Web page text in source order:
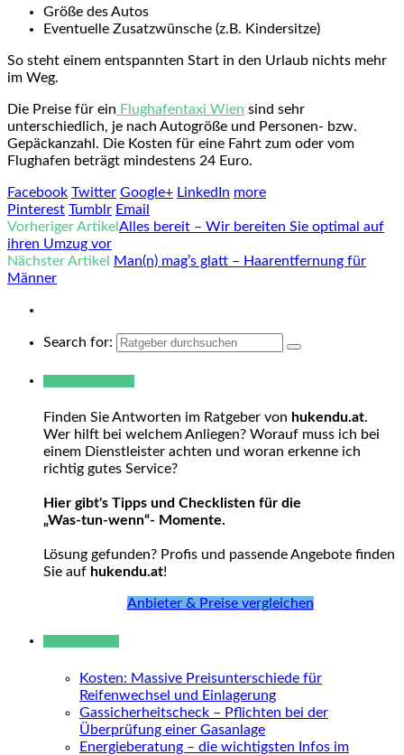
Größe des Autos
Eventuelle Zusatzwünsche (z.B. Kindersitze)
So steht einem entspannten Start in den Urlaub nichts mehr
im Weg.
Die Preise für ein Flughafentaxi Wien sind sehr
unterschiedlich, je nach Autogröße und Personen- bzw.
Gepäckanzahl. Die Kosten für eine Fahrt zum oder vom
Flughafen beträgt mindestens 24 Euro.
Facebook Twitter Google+ LinkedIn more
Pinterest Tumblr Email
Vorheriger Artikel Alles bereit – Wir bereiten Sie optimal auf
ihren Umzug vor
Nächster Artikel
Man(n) mag’s glatt – Haarentfernung für
Männer
Search for:
Finden Sie Antworten im Ratgeber von hukendu.at.
Wer hilft bei welchem Anliegen? Worauf muss ich bei
einem Dienstleister achten und woran erkenne ich
richtig gutes Service?
Hier gibt's Tipps und Checklisten für die
„Was-tun-wenn“- Momente.
Lösung gefunden? Profis und passende Angebote finden
Sie auf hukendu.at!
Anbieter & Preise vergleichen
Kosten: Massive Preisunterschiede für
Reifenwechsel und Einlagerung
Gassicherheitscheck – Pflichten bei der
Überprüfung einer Gasanlage
Energieberatung – die wichtigsten Infos im